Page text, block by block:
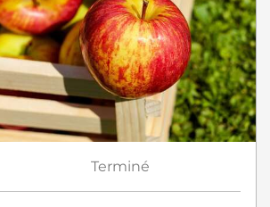
Terminé